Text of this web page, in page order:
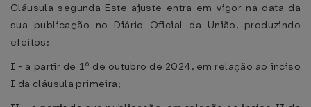
Cláusula segunda Este ajuste entra em vigor na data da
sua publicação no Diário Oficial da União, produzindo
efeitos:
I - a partir de 1º de outubro de 2024, em relação ao inciso
I da cláusula primeira;